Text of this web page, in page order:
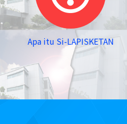
Apa itu Si-LAPISKETAN